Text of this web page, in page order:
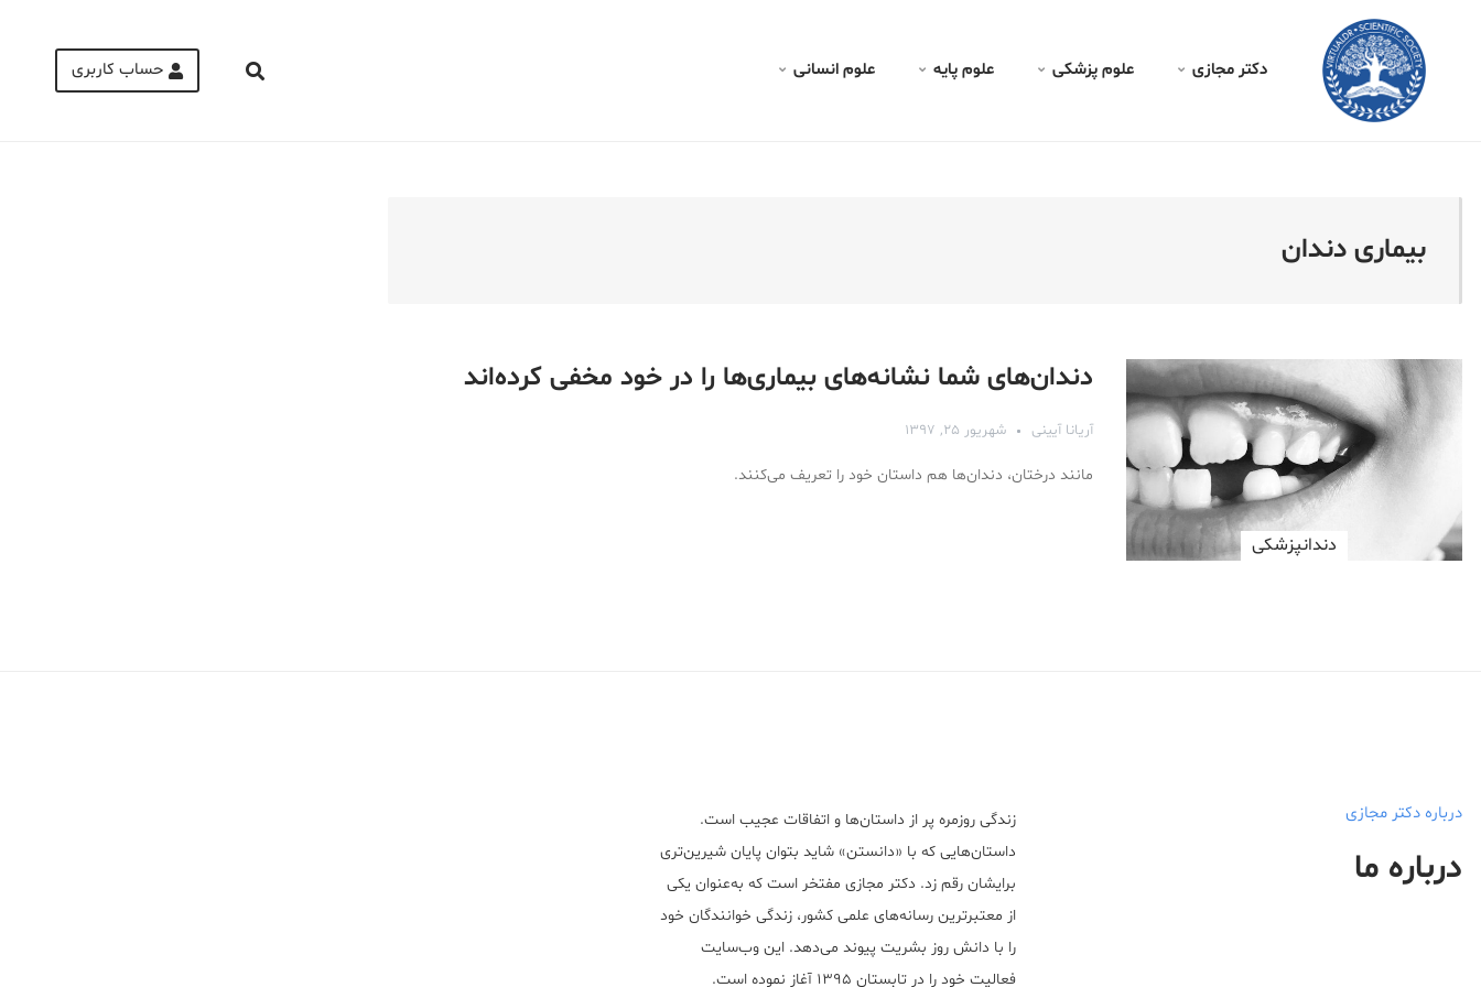
دکتر مجازی - بیماری دندان
دکتر مجازی علوم پزشکی علوم پايه علوم انسانی حساب کاربری
بیماری دندان
دندانپزشکی
دندان‌های شما نشانه‌های بیماری‌ها را در خود مخفی کرده‌اند
آریانا آیینی شهریور ۲۵, ۱۳۹۷
مانند درختان، دندان‌ها هم داستان خود را تعریف می‌کنند.
درباره دکتر مجازی
درباره ما
زندگی روزمره پر از داستان‌ها و اتفاقات عجیب است.
داستان‌هایی که با «دانستن» شاید بتوان پایان شیرین‌تری
برایشان رقم زد. دکتر مجازی مفتخر است که به‌عنوان یکی
از معتبر‌ترین رسانه‌های علمی کشور، زندگی خوانندگان خود
را با دانش روز بشریت پیوند می‌دهد. این وب‌سایت
فعالیت خود را در تابستان ۱۳۹۵ آغاز نموده است.